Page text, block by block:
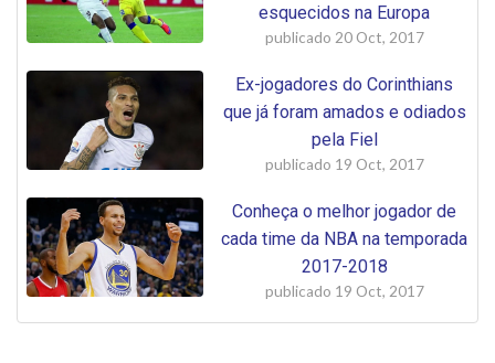
esquecidos na Europa
publicado 20 Oct, 2017
Ex-jogadores do Corinthians
que já foram amados e odiados
pela Fiel
publicado 19 Oct, 2017
Conheça o melhor jogador de
cada time da NBA na temporada
2017-2018
publicado 19 Oct, 2017